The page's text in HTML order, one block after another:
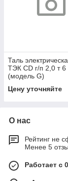
Таль
ТЭК CD г/п 2,0 т 6
(модель G)
Цену уточняйте
О нас
Рейтинг не
Менее 5
Работает с